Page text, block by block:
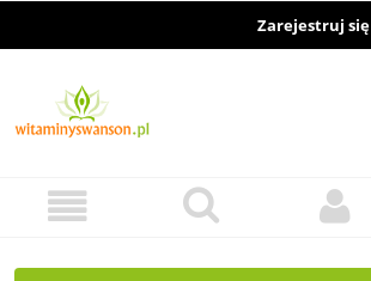
Zarejestruj się